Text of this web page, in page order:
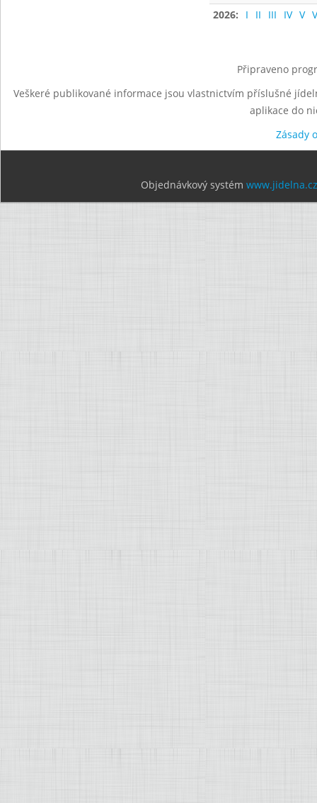
2026:
I II III IV V
Připraveno
Veškeré publikované informace jsou vlastnictvím příslušné
aplikace do
Zásady
Objednávkový systém www.jidelna.cz